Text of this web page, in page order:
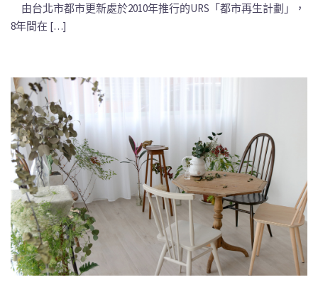
由台北市都市更新處於2010年推行的URS「都市再生計劃」，
8年間在 […]